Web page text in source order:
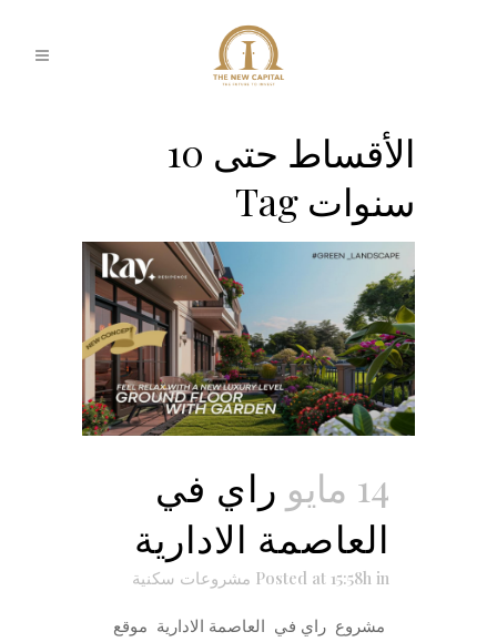
الأقساط حتى 10
سنوات Tag
14 مايو
راي في
العاصمة الادارية
Posted at 15:58h in مشروعات سكنية
مشروع راي في العاصمة الادارية موقع